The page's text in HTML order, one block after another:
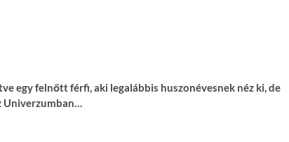
egy felnőtt férfi, aki legalábbis huszonévesnek néz ki, de
Univerzumban…